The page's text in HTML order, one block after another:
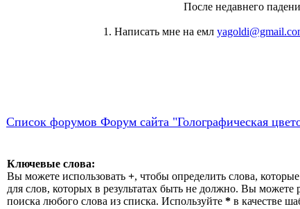
После недавнего
1. Написать мне на емл
Список форумов Форум сайта "Голографическая
Ключевые слова:
Вы можете использовать +, чтобы определить слова,
для слов, которых в результатах быть не должно. Вы можете
поиска любого слова из списка. Используйте * в качестве